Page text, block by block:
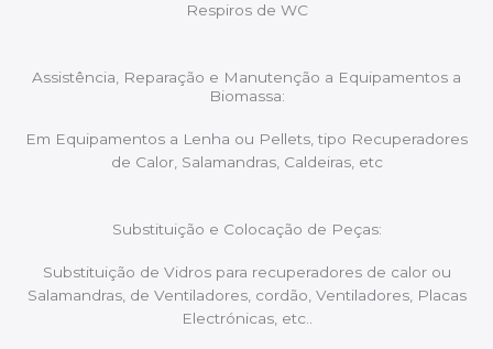
Respiros de WC
Assistência, Reparação e Manutenção a Equipamentos a
Biomassa:
Em Equipamentos a Lenha ou Pellets, tipo Recuperadores
de Calor, Salamandras, Caldeiras, etc
Substituição e Colocação de Peças:
Substituição de Vidros para recuperadores de calor ou
Salamandras, de Ventiladores, cordão, Ventiladores, Placas
Electrónicas, etc..